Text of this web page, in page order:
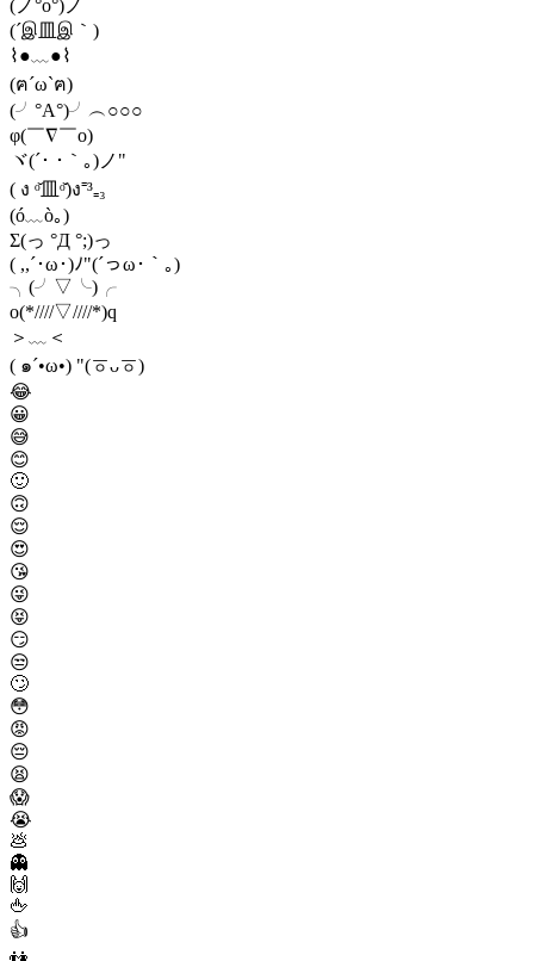
(ノ°ο°)ノ
(´இ皿இ｀)
⌇●﹏●⌇
(ฅ´ω`ฅ)
(╯°A°)╯︵○○○
φ(￣∇￣o)
ヾ(´･ ･｀｡)ノ"
( ง ᵒ̌皿ᵒ̌)ง⁼³₌₃
(ó﹏ò｡)
Σ(っ °Д °;)っ
( ,,´･ω･)ﾉ"(´っω･｀｡)
╮(╯▽╰)╭
o(*////▽////*)q
＞﹏＜
( ๑´•ω•) "(ㆆᴗㆆ)
😂
😀
😅
😊
🙂
🙃
😌
😍
😘
😜
😝
😏
😒
🙄
😳
😡
😔
😫
😱
😭
💩
👻
🙌
🖕
👍